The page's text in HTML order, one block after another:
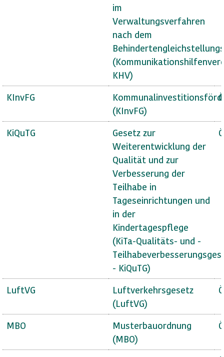
im
Verwaltungsverfahren
nach dem
KHV)
KInvFG
(KInvFG)
KiQuTG
Gesetz zur
Weiterentwicklung der
Qualität und zur
Verbesserung der
Teilhabe in
Tageseinrichtungen und
in der
Kindertagespflege
(KiTa-Qualitäts- und -
- KiQuTG)
LuftVG
Luftverkehrsgesetz
(LuftVG)
MBO
Musterbauordnung
(MBO)